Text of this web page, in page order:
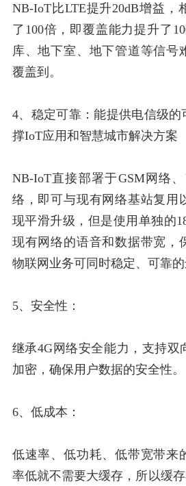
NB-IoT比LTE提升20dB增益，
了100倍，即覆盖能力提升了
库、地下室、地下管道等信号
覆盖到。
4、稳定可靠：能提供电信级
撑IoT应用和智慧城市解决方案
NB-IoT直接部署于GSM网络
络，即可与现有网络基站复用
现平滑升级，但是使用单独的
现有网络的语音和数据带宽，
物联网业务可同时稳定、可靠的
5、安全性：
继承4G网络安全能力，支持双
加密，确保用户数据的安全性。
6、低成本：
低速率、低功耗、低带宽带来
率低就不需要大缓存，所以缓